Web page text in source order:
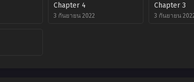
Chapter 4
3 กันยายน 2022
Chapter 3
3 กันยายน